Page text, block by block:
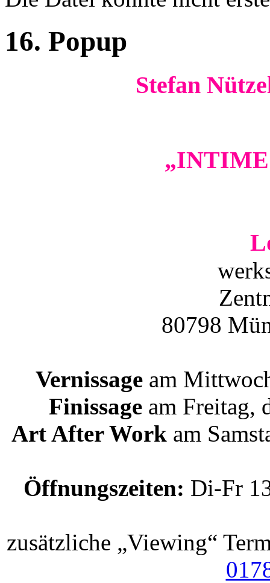
Fehlermeldung
16. Popup
Stefan
80798
Vernissageam
Finissage am Freitag,
Art After Work am
Öffnungszeiten: Di-Fr
zusätzliche „Viewing“